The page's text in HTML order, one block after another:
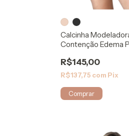
Calcinha
Contenção Edema
R$145,00
R$137,75 com Pix
Comprar